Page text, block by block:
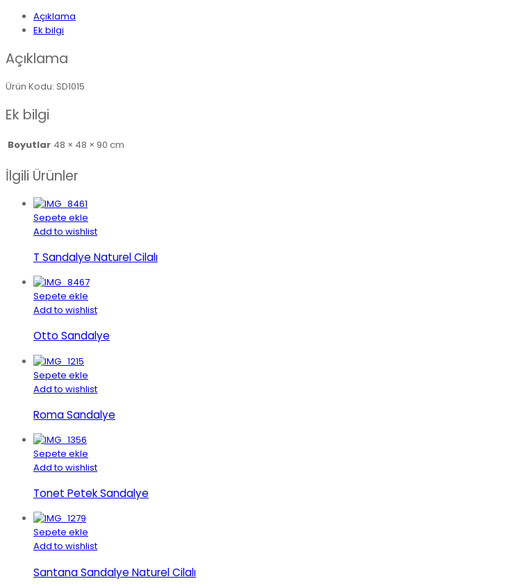
Açıklama
Ek bilgi
Açıklama
Ürün Kodu: SD1015
Ek bilgi
Boyutlar 48 × 48 × 90 cm
İlgili Ürünler
Sepete ekle
Add to wishlist
T Sandalye Naturel Cilalı
Sepete ekle
Add to wishlist
Otto Sandalye
Sepete ekle
Add to wishlist
Roma Sandalye
Sepete ekle
Add to wishlist
Tonet Petek Sandalye
Sepete ekle
Add to wishlist
Santana Sandalye Naturel Cilalı